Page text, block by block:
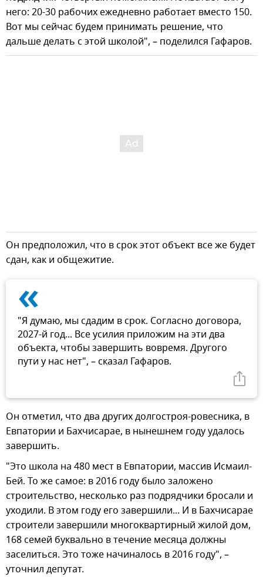
него: 20-30 рабочих ежедневно работает вместо 150.
Вот мы сейчас будем принимать решение, что
дальше делать с этой школой", – поделился Гафаров.
Он предположил, что в срок этот объект все же будет
сдан, как и общежитие.
«
"Я думаю, мы сдадим в срок. Согласно договора,
2027-й год... Все усилия приложим на эти два
объекта, чтобы завершить вовремя. Другого
пути у нас нет", – сказал Гафаров.
Он отметил, что два других долгостроя-ровесника, в
Евпатории и Бахчисарае, в нынешнем году удалось
завершить.
"Это школа на 480 мест в Евпатории, массив Исмаил-
Бей. То же самое: в 2016 году было заложено
строительство, несколько раз подрядчики бросали и
уходили. В этом году его завершили... И в Бахчисарае
строители завершили многоквартирный жилой дом,
168 семей буквально в течение месяца должны
заселиться. Это тоже начиналось в 2016 году", –
уточнил депутат.